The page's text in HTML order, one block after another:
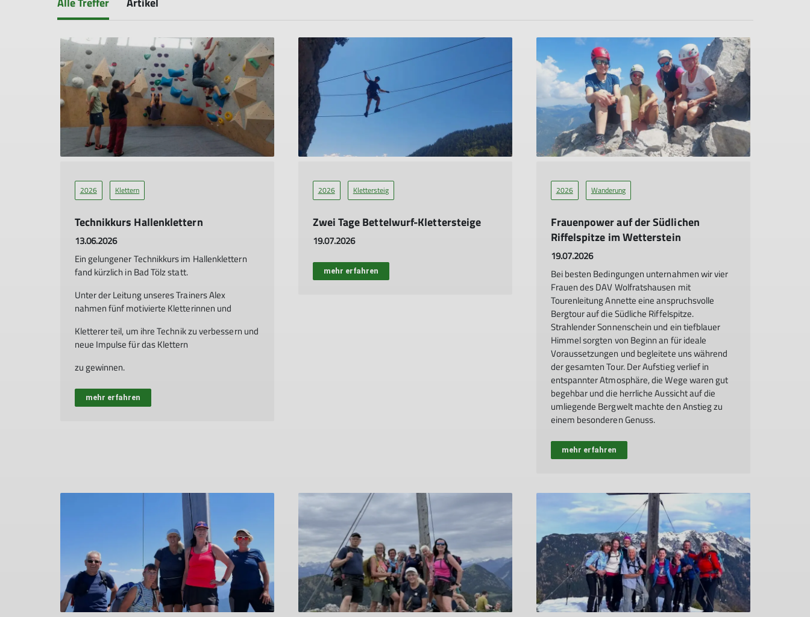
2026 Klettern
Technikkurs Hallenklettern
13.06.2026
Ein gelungener Technikkurs im Hallenklettern
fand kürzlich in Bad Tölz statt.
Unter der Leitung unseres Trainers Alex
nahmen fünf motivierte Kletterinnen und
Kletterer teil, um ihre Technik zu verbessern und
neue Impulse für das Klettern
zu gewinnen.
mehr erfahren
2026 Klettersteig
Zwei Tage Bettelwurf-Klettersteige
19.07.2026
mehr erfahren
2026 Wanderung
Frauenpower auf der Südlichen
Riffelspitze im Wetterstein
19.07.2026
Bei besten Bedingungen unternahmen wir vier
Frauen des DAV Wolfratshausen mit
Tourenleitung Annette eine anspruchsvolle
Bergtour auf die Südliche Riffelspitze.
Strahlender Sonnenschein und ein tiefblauer
Himmel sorgten von Beginn an für ideale
Voraussetzungen und begleitete uns während
der gesamten Tour. Der Aufstieg verlief in
entspannter Atmosphäre, die Wege waren gut
begehbar und die herrliche Aussicht auf die
umliegende Bergwelt machte den Anstieg zu
einem besonderen Genuss.
mehr erfahren